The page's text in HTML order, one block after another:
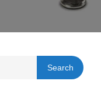
Search